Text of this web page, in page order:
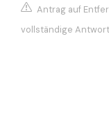
Antrag auf
vollständige